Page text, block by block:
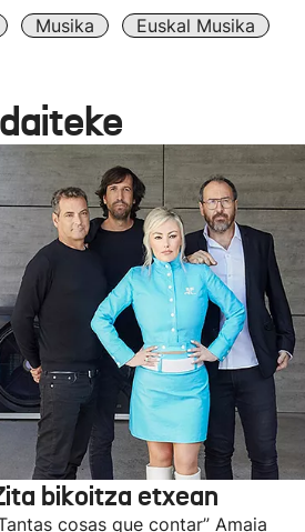
Musika Euskal Musika
bikoitza etxean
cosas que contar” Amaia